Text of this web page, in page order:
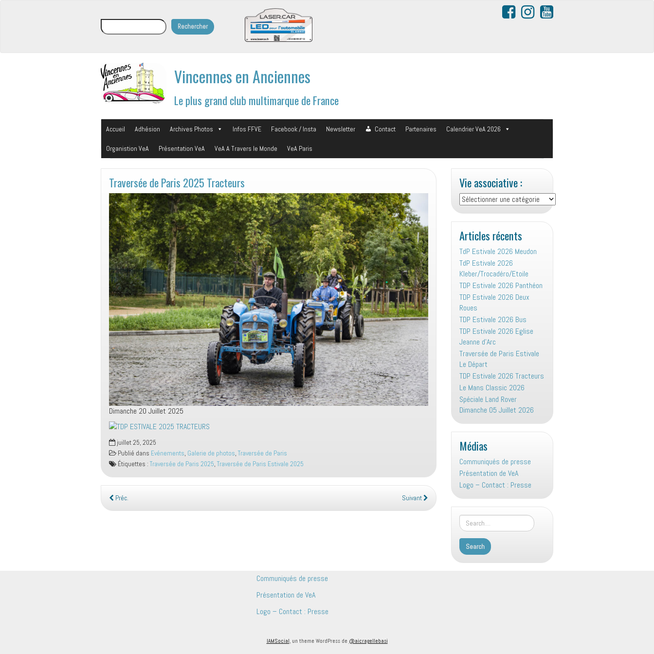
Rechercher Rechercher
Vincennes en Anciennes
Le plus grand club multimarque de France
Accueil Adhésion Archives Photos Infos FFVE Facebook / Insta Newsletter Contact Partenaires Calendrier VeA 2026
Organistion VeA Présentation VeA VeA A Travers le Monde VeA Paris
Traversée de Paris 2025 Tracteurs
Dimanche 20 Juillet 2025
juillet 25, 2025
Publié dans Evénements, Galerie de photos, Traversée de Paris
Étiquettes : Traversée de Paris 2025, Traversée de Paris Estivale 2025
Préc. Suivant
Vie associative :
Vie
associative
:
Articles récents
TdP Estivale 2026 Meudon
TdP Estivale 2026
Kleber/Trocadéro/Etoile
TDP Estivale 2026 Panthéon
TDP Estivale 2026 Deux
Roues
TDP Estivale 2026 Bus
TDP Estivale 2026 Eglise
Jeanne d’Arc
Traversée de Paris Estivale
Le Départ
TDP Estivale 2026 Tracteurs
Le Mans Classic 2026
Spéciale Land Rover
Dimanche 05 Juillet 2026
Médias
Communiqués de presse
Présentation de VeA
Logo – Contact : Presse
Communiqués de presse
Présentation de VeA
Logo – Contact : Presse
IAMSocial, un theme WordPress de @aicragellebasi